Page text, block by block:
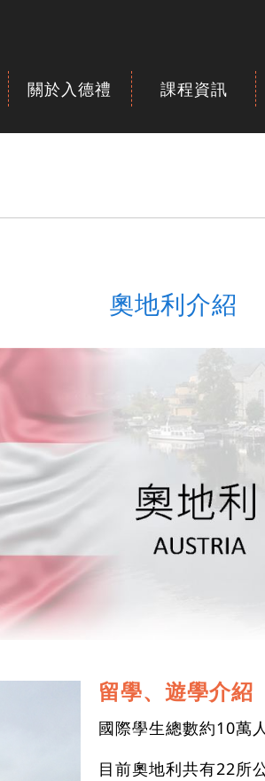
關於入德禮 課程資訊
奧地利介紹
留學、遊學介紹
國際學生總數約10萬
目前奧地利共有22所